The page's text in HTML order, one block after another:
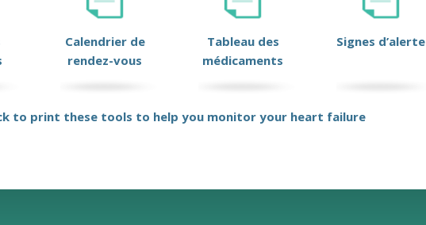
Calendrier de
rendez-vous
Tableau des
médicaments
Signes d’alerte
to print these tools to help you monitor your heart failure